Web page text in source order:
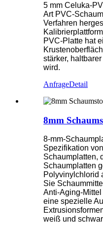
5 mm Celuka-
Art PVC-
Verfahren
PVC-Platte hat
stärker,
wird.
AnfrageDetail
8mm
8-mm-
Spezifikation
Schaumplatten,
Schaumplatten
Polyvinylchlorid
Sie
Anti-Aging-
eine spezielle
weiß und